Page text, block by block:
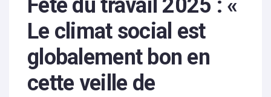
Fête du travail 2025 : «
Le climat social est
globalement bon en
cette veille de